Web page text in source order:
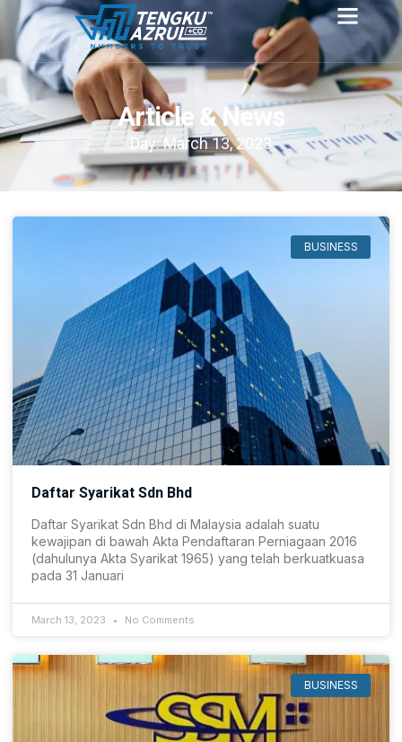
Article & News
Day: March 13, 2023
BUSINESS
Daftar Syarikat Sdn Bhd
Daftar Syarikat Sdn Bhd di Malaysia adalah suatu
kewajipan di bawah Akta Pendaftaran Perniagaan 2016
(dahulunya Akta Syarikat 1965) yang telah berkuatkuasa
pada 31 Januari
March 13, 2023 No Comments
BUSINESS